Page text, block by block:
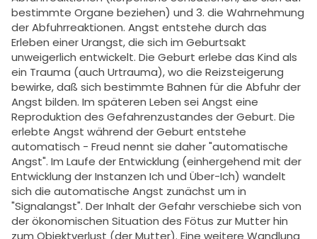
bestimmte Organe beziehen) und 3. die Wahrnehmung
der Abfuhrreaktionen. Angst entstehe durch das
Erleben einer Urangst, die sich im Geburtsakt
unweigerlich entwickelt. Die Geburt erlebe das Kind als
ein Trauma (auch Urtrauma), wo die Reizsteigerung
bewirke, daß sich bestimmte Bahnen für die Abfuhr der
Angst bilden. Im späteren Leben sei Angst eine
Reproduktion des Gefahrenzustandes der Geburt. Die
erlebte Angst während der Geburt entstehe
automatisch - Freud nennt sie daher "automatische
Angst". Im Laufe der Entwicklung (einhergehend mit der
Entwicklung der Instanzen Ich und Über-Ich) wandelt
sich die automatische Angst zunächst um in
"Signalangst". Der Inhalt der Gefahr verschiebe sich von
der ökonomischen Situation des Fötus zur Mutter hin
zum Objektverlust (der Mutter). Eine weitere Wandlung